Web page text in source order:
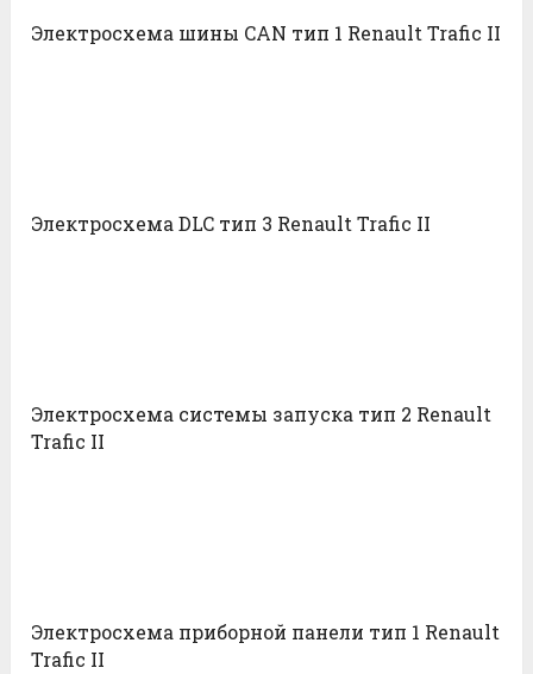
Электросхема шины CAN тип 1 Renault Trafic II
Электросхема DLC тип 3 Renault Trafic II
Электросхема системы запуска тип 2 Renault
Trafic II
Электросхема приборной панели тип 1 Renault
Trafic II